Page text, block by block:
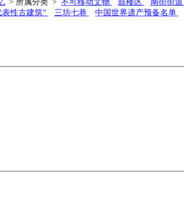
> 所属分类 > 不可移动文物 鼓楼区 南街街道
性古建筑” 三坊七巷 中国世界遗产预备名单